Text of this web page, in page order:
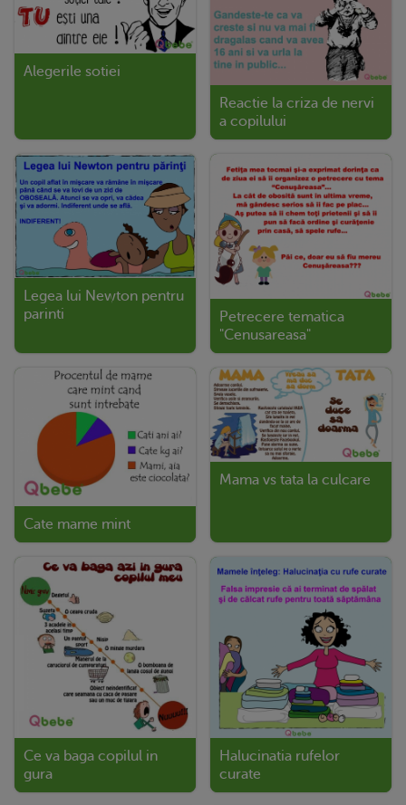
Alegerile sotiei
Reactie la criza de nervi
a copilului
Legea lui Newton pentru
parinti
Petrecere tematica
"Cenusareasa"
Cate mame mint
Mama vs tata la culcare
Ce va baga copilul in
gura
Halucinatia rufelor
curate